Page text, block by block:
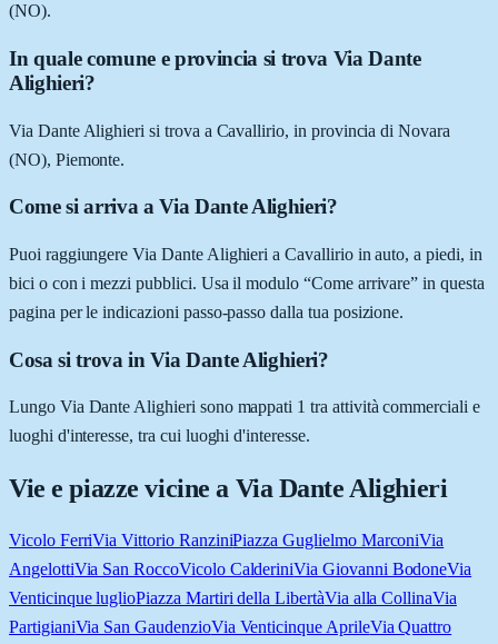
(NO).
In quale comune e provincia si trova Via Dante
Alighieri?
Via Dante Alighieri si trova a Cavallirio, in provincia di Novara
(NO), Piemonte.
Come si arriva a Via Dante Alighieri?
Puoi raggiungere Via Dante Alighieri a Cavallirio in auto, a piedi, in
bici o con i mezzi pubblici. Usa il modulo “Come arrivare” in questa
pagina per le indicazioni passo-passo dalla tua posizione.
Cosa si trova in Via Dante Alighieri?
Lungo Via Dante Alighieri sono mappati 1 tra attività commerciali e
luoghi d'interesse, tra cui luoghi d'interesse.
Vie e piazze vicine a Via Dante Alighieri
Vicolo FerriVia Vittorio RanziniPiazza Guglielmo MarconiVia
AngelottiVia San RoccoVicolo CalderiniVia Giovanni BodoneVia
Venticinque luglioPiazza Martiri della LibertàVia alla CollinaVia
PartigianiVia San GaudenzioVia Venticinque AprileVia Quattro